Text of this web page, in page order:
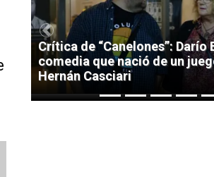
Crítica de “Canelones”: Darío
comedia que nació de un
Hernán Casciari
Previous